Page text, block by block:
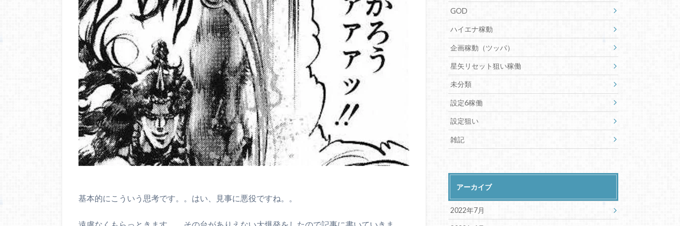
基本的にこういう思考です。。はい、見事に悪役ですね。。
GOD
ハイエナ稼動
企画稼動（ツッパ）
星矢リセット狙い稼働
未分類
設定6稼働
設定狙い
雑記
アーカイブ
2022年7月